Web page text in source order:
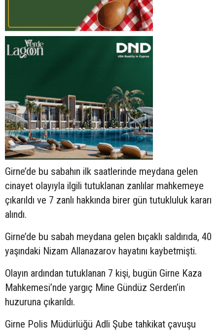
Girne’de bu sabahın ilk saatlerinde meydana gelen
cinayet olayıyla ilgili tutuklanan zanlılar mahkemeye
çıkarıldı ve 7 zanlı hakkında birer gün tutukluluk kararı
alındı.
Girne’de bu sabah meydana gelen bıçaklı saldırıda, 40
yaşındaki Nizam Allanazarov hayatını kaybetmişti.
Olayın ardından tutuklanan 7 kişi, bugün Girne Kaza
Mahkemesi’nde yargıç Mine Gündüz Serden’in
huzuruna çıkarıldı.
Girne Polis Müdürlüğü Adli Şube tahkikat çavuşu